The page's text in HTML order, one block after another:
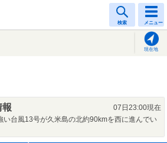
検索 メニュー
現在地
報
07日23:00現在
い台風13号が久米島の北約90kmを西に進んでい